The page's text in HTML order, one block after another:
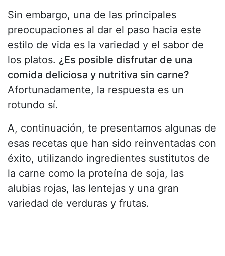
Sin embargo, una de las principales
preocupaciones al dar el paso hacia este
estilo de vida es la variedad y el sabor de
los platos. ¿Es posible disfrutar de una
comida deliciosa y nutritiva sin carne?
Afortunadamente, la respuesta es un
rotundo sí.
A, continuación, te presentamos algunas de
esas recetas que han sido reinventadas con
éxito, utilizando ingredientes sustitutos de
la carne como la proteína de soja, las
alubias rojas, las lentejas y una gran
variedad de verduras y frutas.